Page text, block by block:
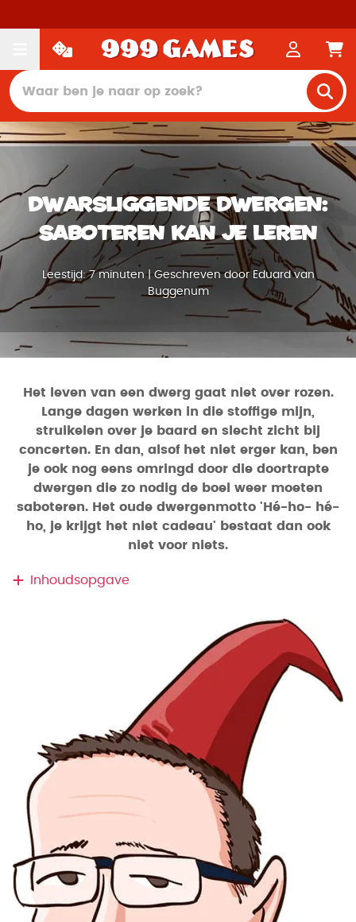
Dwarsliggende dwergen:
saboteren kan je leren
Leestijd: 7 minuten | Geschreven door Eduard van
Buggenum
Het leven van een dwerg gaat niet over rozen.
Lange dagen werken in die stoffige mijn,
struikelen over je baard en slecht zicht bij
concerten. En dan, alsof het niet erger kan, ben
je ook nog eens omringd door die doortrapte
dwergen die zo nodig de boel weer moeten
saboteren. Het oude dwergenmotto 'Hé-ho- hé-
ho, je krijgt het niet cadeau' bestaat dan ook
niet voor niets.
Inhoudsopgave